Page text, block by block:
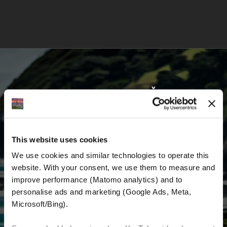
This website uses cookies
We use cookies and similar technologies to operate this
website. With your consent, we use them to measure and
improve performance (Matomo analytics) and to
personalise ads and marketing (Google Ads, Meta,
Microsoft/Bing).
VOZITE S NAMA I KRENITE ŽIVETI SVOJ
Prvi saznajte najnovije vijesti, najbolje ponude
i detaljne informacije o nama i svemu
vezanom uz motociklizam diljem svijeta.
E-mail*